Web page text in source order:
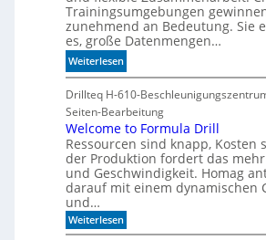
d
e
x
a
u
f
P
a
t
z
1
K
I
m
i
t
d
e
n
k
t
Trainingsumgebungen
zunehmend an Bedeutung. Sie
es, große Datenmengen…
Weiterlesen:
S
c
h
n
e
l
l
e
z
Drillteq H-610-
Seiten-Bearbeitung
Welcome to Formula Drill
Ressourcen sind knapp, Kosten
der Produktion fordert das
und Geschwindigkeit. Homag
darauf mit einem dynamischen
und…
Weiterlesen:
W